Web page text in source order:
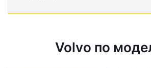
Volvo по